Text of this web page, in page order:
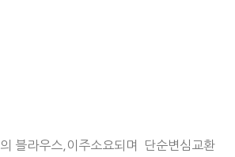
블라우스,이주소요되며 단순변심교환